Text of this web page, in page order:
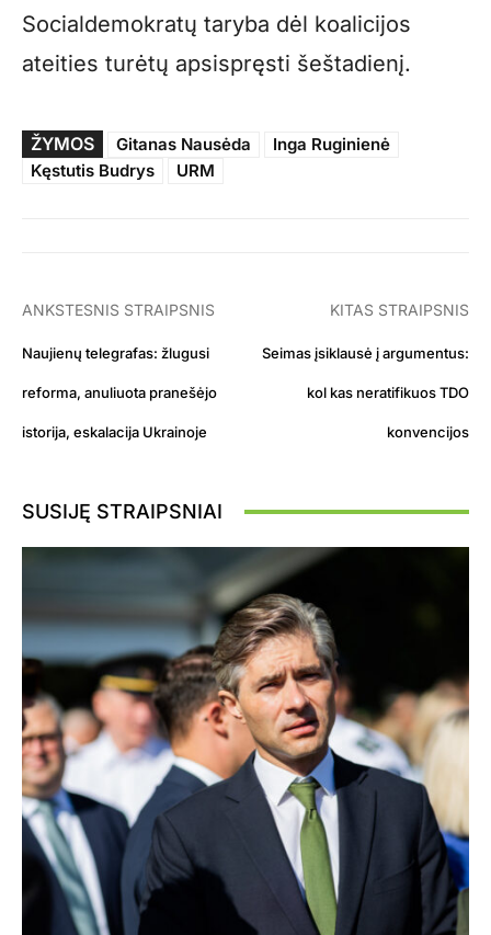
Socialdemokratų taryba dėl koalicijos
ateities turėtų apsispręsti šeštadienį.
ŽYMOS Gitanas Nausėda
Inga Ruginienė
Kęstutis Budrys
URM
ANKSTESNIS STRAIPSNIS
Naujienų telegrafas: žlugusi
reforma, anuliuota pranešėjo
istorija, eskalacija Ukrainoje
KITAS STRAIPSNIS
Seimas įsiklausė į argumentus:
kol kas neratifikuos TDO
konvencijos
SUSIJĘ STRAIPSNIAI